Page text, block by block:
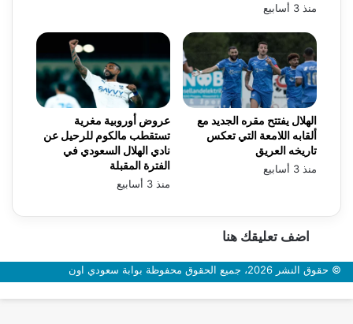
منذ 3 أسابيع
عروض أوروبية مغرية
تستقطب مالكوم للرحيل عن
نادي الهلال السعودي في
الفترة المقبلة
منذ 3 أسابيع
الهلال يفتتح مقره الجديد مع
ألقابه اللامعة التي تعكس
تاريخه العريق
منذ 3 أسابيع
اضف تعليقك هنا
© حقوق النشر 2026، جميع الحقوق محفوظة بوابة سعودي اون